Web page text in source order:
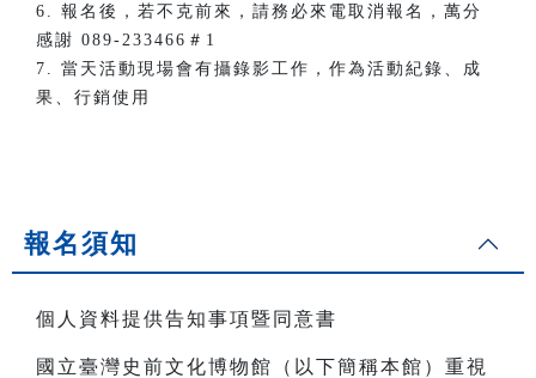
6. 報名後，若不克前來，請務必來電取消報名，萬分
感謝 089-233466＃1
7. 當天活動現場會有攝錄影工作，作為活動紀錄、成
果、行銷使用
報名須知
個人資料提供告知事項暨同意書
國立臺灣史前文化博物館（以下簡稱本館）重視